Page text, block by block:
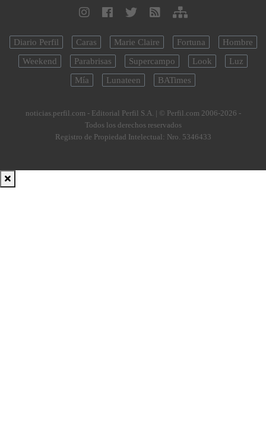
Diario Perfil Caras Marie Claire Fortuna
Hombre
Weekend
Parabrisas Supercampo Look
Luz
Mía
Lunateen BATimes
noticias.perfil.com - Editorial Perfil S.A. | © Perfil.com 2006-2026 -
Todos los derechos reservados
Registro de Propiedad Intelectual: Nro. 5346433